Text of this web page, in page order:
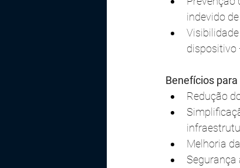
indevido
dispositivo
Benefícios
Redução
Melhoria